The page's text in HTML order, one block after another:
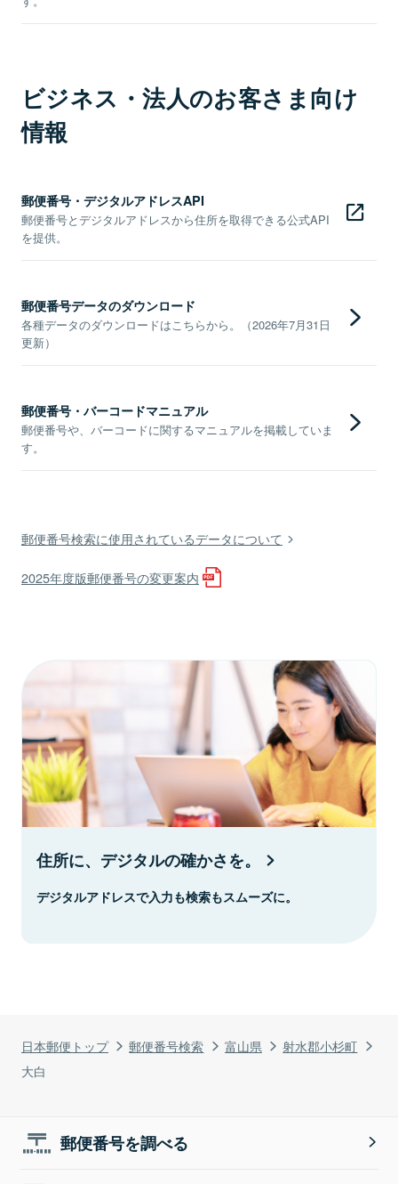
日本郵便トップ 郵便番号検索 富山県
射水郡小杉町
大白
ビジネス・法人のお客さま向け
情報
郵便番号・デジタルアドレスAPI
郵便番号とデジタルアドレスから住所を取得できる公式API
を提供。
郵便番号データのダウンロード
各種データのダウンロードはこちらから。（2026年7月31日
更新）
郵便番号・バーコードマニュアル
郵便番号や、バーコードに関するマニュアルを掲載していま
す。
郵便番号検索に使用されているデータについて
2025年度版郵便番号の変更案内
住所に、デジタルの確かさを。
デジタルアドレスで入力も検索もスムーズに。
郵便番号を調べる